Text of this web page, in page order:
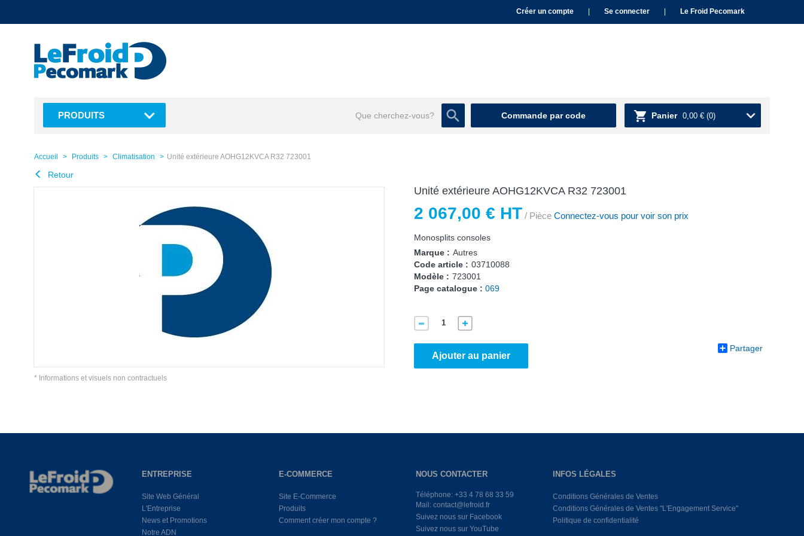
Créer un compte Se connecter Le Froid Pecomark
Commande par code Panier 0,00 € (0)
PRODUITS
Accueil Produits Climatisation Unité extérieure AOHG12KVCA R32 723001
Retour
* Informations et visuels non contractuels
Unité extérieure AOHG12KVCA R32 723001
2 067,00 € HT / Pièce Connectez-vous pour voir son prix
Monosplits consoles
Marque : Autres
Code article : 03710088
Modèle : 723001
Page catalogue : 069
Ajouter au panier
Partager
ENTREPRISE
Site Web Général
L'Entreprise
News et Promotions
Notre ADN
E-COMMERCE
Site E-Commerce
Produits
Comment créer mon compte ?
NOUS CONTACTER
Téléphone: +33 4 78 68 33 59
Mail: contact@lefroid.fr
Suivez nous sur Facebook
Suivez nous sur YouTube
INFOS LÉGALES
Conditions Générales de Ventes
Conditions Générales de Ventes ''L'Engagement Service''
Politique de confidentialité